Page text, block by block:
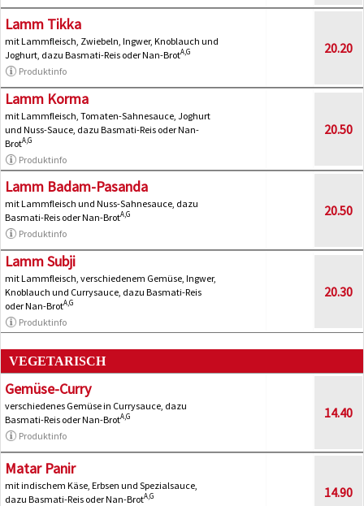
Lamm Tikka
mit Lammfleisch, Zwiebeln, Ingwer, Knoblauch und
Joghurt, dazu Basmati-Reis oder Nan-BrotA,G
Produktinfo
20.20
Lamm Korma
mit Lammfleisch, Tomaten-Sahnesauce, Joghurt
und Nuss-Sauce, dazu Basmati-Reis oder Nan-
BrotA,G
Produktinfo
20.50
Lamm Badam-Pasanda
mit Lammfleisch und Nuss-Sahnesauce, dazu
Basmati-Reis oder Nan-BrotA,G
Produktinfo
20.50
Lamm Subji
mit Lammfleisch, verschiedenem Gemüse, Ingwer,
Knoblauch und Currysauce, dazu Basmati-Reis
oder Nan-BrotA,G
Produktinfo
20.30
VEGETARISCH
Gemüse-Curry
verschiedenes Gemüse in Currysauce, dazu
Basmati-Reis oder Nan-BrotA,G
Produktinfo
14.40
Matar Panir
mit indischem Käse, Erbsen und Spezialsauce,
dazu Basmati-Reis oder Nan-BrotA,G 14.90